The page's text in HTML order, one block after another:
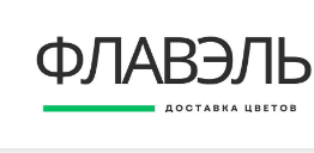
ВЕРНУТЬСЯ